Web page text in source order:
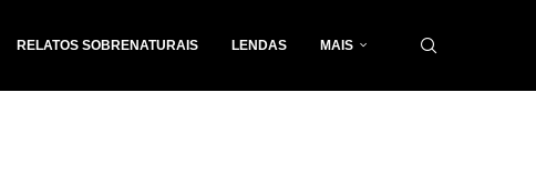
RELATOS SOBRENATURAIS LENDAS MAIS